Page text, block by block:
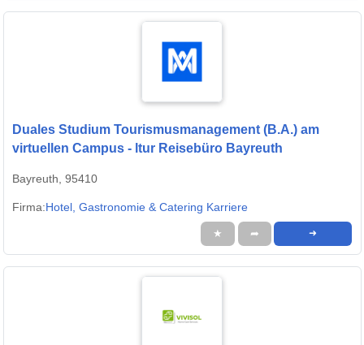
Duales Studium Tourismusmanagement (B.A.) am
virtuellen Campus - ltur Reisebüro Bayreuth
Bayreuth, 95410
Firma:Hotel, Gastronomie & Catering Karriere
★ ➦ ➜